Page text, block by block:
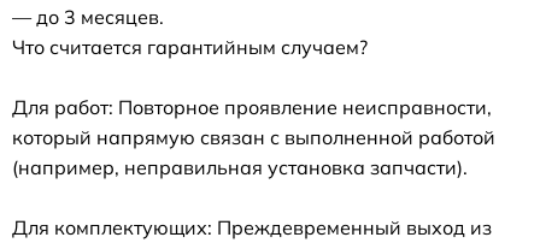
— до 3 месяцев.
Что считается гарантийным случаем?
Для работ: Повторное проявление неисправности,
который напрямую связан с выполненной работой
(например, неправильная установка запчасти).
Для комплектующих: Преждевременный выход из